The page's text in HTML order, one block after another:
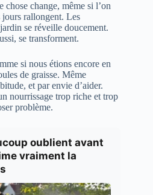
change, même si l’on
rallongent. Les
se réveille doucement.
se transforment.
si nous étions encore en
de graisse. Même
et par envie d’aider.
nourrissage trop riche et trop
problème.
oublient avant
vraiment la